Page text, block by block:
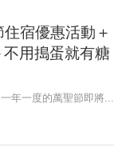
宿優惠活動＋
用搗蛋就有糖
年一度的萬聖節即將...